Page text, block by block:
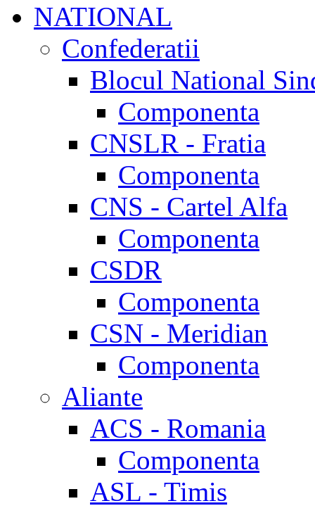
NATIONAL
Confederatii
Blocul National
Componenta
CNSLR - Fratia
Componenta
CNS - Cartel Alfa
Componenta
CSDR
Componenta
CSN - Meridian
Componenta
Aliante
ACS - Romania
Componenta
ASL - Timis